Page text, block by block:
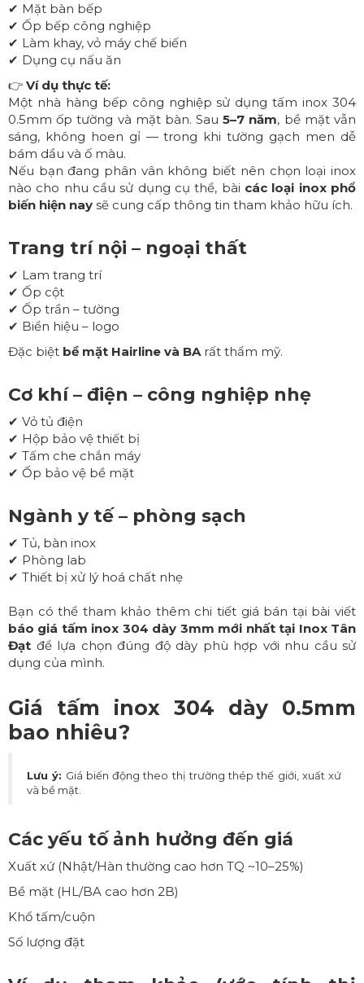
✔ Mặt bàn bếp
✔ Ốp bếp công nghiệp
✔ Làm khay, vỏ máy chế biến
✔ Dụng cụ nấu ăn
👉 Ví dụ thực tế:
Một nhà hàng bếp công nghiệp sử dụng tấm inox 304
0.5mm ốp tường và mặt bàn. Sau5–7 năm, bề mặt vẫn
sáng, không hoen gỉ — trong khi tường gạch men dễ
bám dầu và ố màu.
Nếu bạn đang phân vân không biết nên chọn loại inox
nào cho nhu cầu sử dụng cụ thể, bài các loại inox phổ
biến hiện nay sẽ cung cấp thông tin tham khảo hữu ích.
Trang trí nội – ngoại thất
✔ Lam trang trí
✔ Ốp cột
✔ Ốp trần – tường
✔ Biển hiệu – logo
Đặc biệt bề mặt Hairline và BArất thẩm mỹ.
Cơ khí – điện – công nghiệp nhẹ
✔ Vỏ tủ điện
✔ Hộp bảo vệ thiết bị
✔ Tấm che chắn máy
✔ Ốp bảo vệ bề mặt
Ngành y tế – phòng sạch
✔ Tủ, bàn inox
✔ Phòng lab
✔ Thiết bị xử lý hoá chất nhẹ
Bạn có thể tham khảo thêm chi tiết giá bán tại bài viết
báo giá tấm inox 304 dày 3mm mới nhất tại Inox Tân
Đạt để lựa chọn đúng độ dày phù hợp với nhu cầu sử
dụng của mình.
Giá tấm inox 304 dày 0.5mm
bao nhiêu?
Lưu ý: Giá biến động theo thị trường thép thế giới, xuất xứ
và bề mặt.
Các yếu tố ảnh hưởng đến giá
Xuất xứ (Nhật/Hàn thường cao hơn TQ ~10–25%)
Bề mặt (HL/BA cao hơn 2B)
Khổ tấm/cuộn
Số lượng đặt